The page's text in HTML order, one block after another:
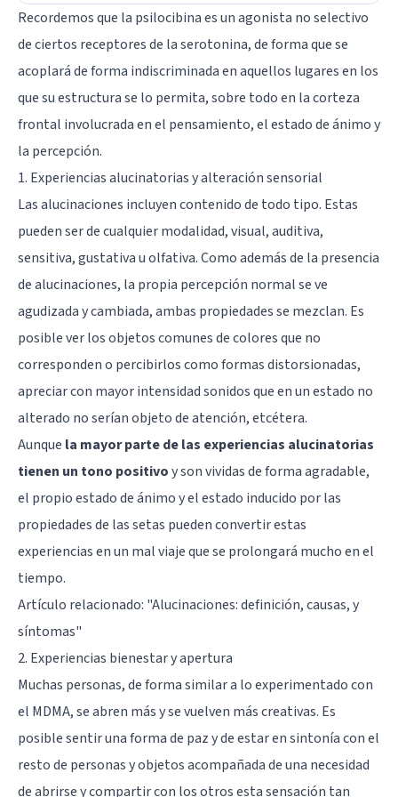
Recordemos que la psilocibina es un agonista no selectivo
de ciertos receptores de la serotonina, de forma que se
acoplará de forma indiscriminada en aquellos lugares en los
que su estructura se lo permita, sobre todo en la corteza
frontal involucrada en el pensamiento, el estado de ánimo y
la percepción.
1. Experiencias alucinatorias y alteración sensorial
Las alucinaciones incluyen contenido de todo tipo. Estas
pueden ser de cualquier modalidad, visual, auditiva,
sensitiva, gustativa u olfativa. Como además de la presencia
de alucinaciones, la propia percepción normal se ve
agudizada y cambiada, ambas propiedades se mezclan. Es
posible ver los objetos comunes de colores que no
corresponden o percibirlos como formas distorsionadas,
apreciar con mayor intensidad sonidos que en un estado no
alterado no serían objeto de atención, etcétera.
Aunque la mayor parte de las experiencias alucinatorias
tienen un tono positivoy son vividas de forma agradable,
el propio estado de ánimo y el estado inducido por las
propiedades de las setas pueden convertir estas
experiencias en un mal viaje que se prolongará mucho en el
tiempo.
Artículo relacionado: "Alucinaciones: definición, causas, y
síntomas"
2. Experiencias bienestar y apertura
Muchas personas, de forma similar a lo experimentado con
el MDMA, se abren más y se vuelven más creativas. Es
posible sentir una forma de paz y de estar en sintonía con el
resto de personas y objetos acompañada de una necesidad
de abrirse y compartir con los otros esta sensación tan